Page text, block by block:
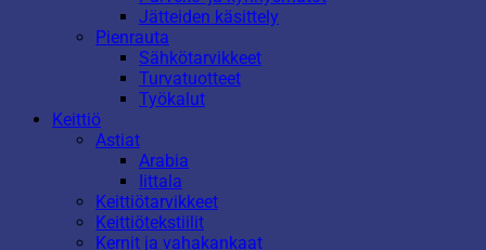
Jätteiden käsittely
Pienrauta
Sähkötarvikkeet
Turvatuotteet
Työkalut
Keittiö
Astiat
Arabia
Iittala
Keittiötarvikkeet
Keittiötekstiilit
Kernit ja vahakankaat